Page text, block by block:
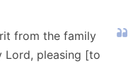
from the family
Lord, pleasing [to